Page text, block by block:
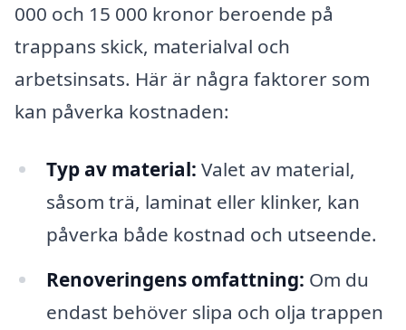
000 och 15 000 kronor beroende på
trappans skick, materialval och
arbetsinsats. Här är några faktorer som
kan påverka kostnaden:
Typ av material: Valet av material,
såsom trä, laminat eller klinker, kan
påverka både kostnad och utseende.
Renoveringens omfattning: Om du
endast behöver slipa och olja trappen